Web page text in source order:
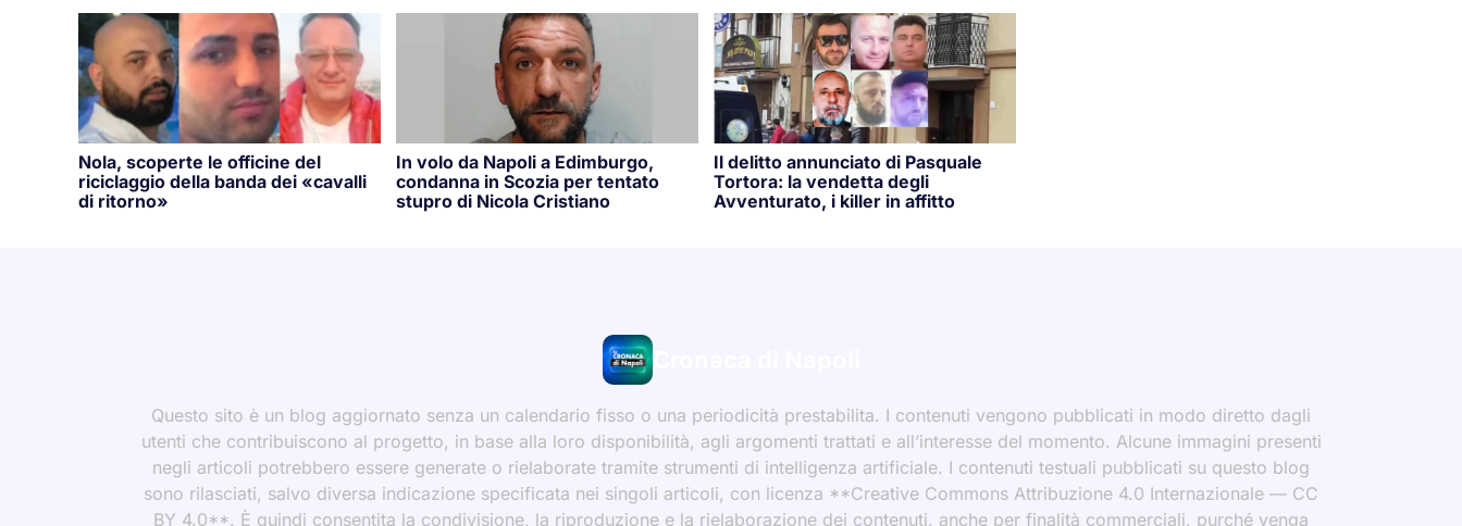
Nola, scoperte le officine del
riciclaggio della banda dei «cavalli
di ritorno»
In volo da Napoli a Edimburgo,
condanna in Scozia per tentato
stupro di Nicola Cristiano
Il delitto annunciato di Pasquale
Tortora: la vendetta degli
Avventurato, i killer in affitto
Cronaca di Napoli
Questo sito è un blog aggiornato senza un calendario fisso o una periodicità prestabilita. I contenuti vengono pubblicati in modo diretto dagli
utenti che contribuiscono al progetto, in base alla loro disponibilità, agli argomenti trattati e all’interesse del momento. Alcune immagini presenti
negli articoli potrebbero essere generate o rielaborate tramite strumenti di intelligenza artificiale. I contenuti testuali pubblicati su questo blog
sono rilasciati, salvo diversa indicazione specificata nei singoli articoli, con licenza **Creative Commons Attribuzione 4.0 Internazionale — CC
BY 4.0**. È quindi consentita la condivisione, la riproduzione e la rielaborazione dei contenuti, anche per finalità commerciali, purché venga